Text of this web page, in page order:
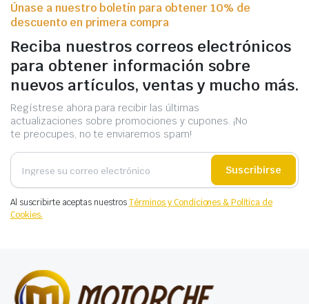
Únase a nuestro boletín para obtener 10% de
descuento en primera compra
Reciba nuestros correos electrónicos
para obtener información sobre
nuevos artículos, ventas y mucho más.
Regístrese ahora para recibir las últimas
actualizaciones sobre promociones y cupones. ¡No
te preocupes, no te enviaremos spam!
Suscribirse
Al suscribirte aceptas nuestrosTérminos y Condiciones & Política de
Cookies.